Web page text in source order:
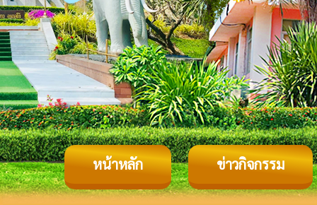
หน้าหลัก ข่าวกิจกรรม